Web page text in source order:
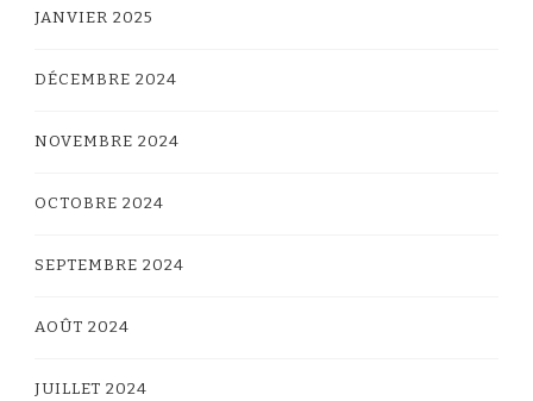
JANVIER 2025
DÉCEMBRE 2024
NOVEMBRE 2024
OCTOBRE 2024
SEPTEMBRE 2024
AOÛT 2024
JUILLET 2024